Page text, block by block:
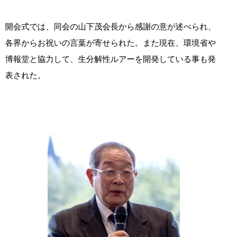
開会式では、同会の山下茂会長から感謝の意が述べられ、
各界からお祝いの言葉が寄せられた。また現在、環境省や
博報堂と協力して、生分解性ルアーを開発している事も発
表された。